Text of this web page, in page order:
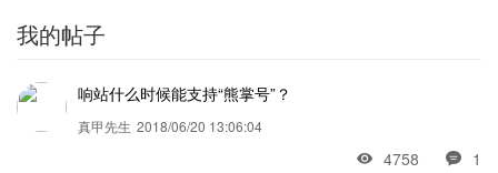
我的帖子
响站什么时候能支持“熊掌号”？
真甲先生 2018/06/20 13:06:04
4758 1